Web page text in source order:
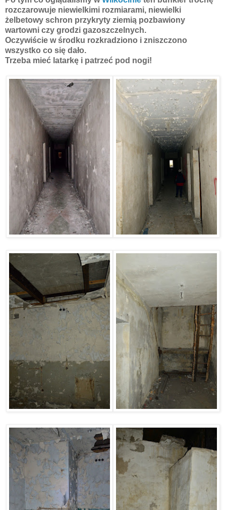
rozczarowuje niewielkimi rozmiarami, niewielki
żelbetowy schron przykryty ziemią pozbawiony
wartowni czy grodzi gazoszczelnych.
Oczywiście w środku rozkradziono i zniszczono
wszystko co się dało.
Trzeba mieć latarkę i patrzeć pod nogi!